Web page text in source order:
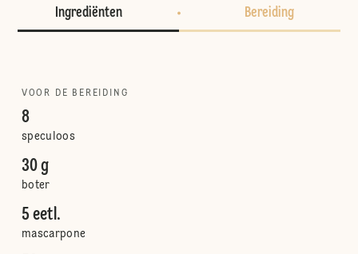
Ingrediënten Bereiding
VOOR DE BEREIDING
8
speculoos
30 g
boter
5 eetl.
mascarpone